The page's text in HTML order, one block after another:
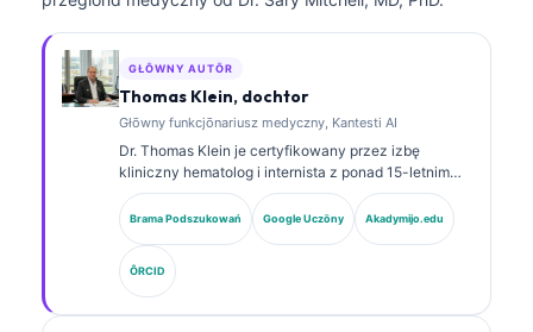
GŁŌWNY AUTŌR
Thomas Klein, dochtor
Głōwny funkcjōnariusz medyczny, Kantesti AI
Dr. Thomas Klein je certyfikowany przez izbę
kliniczny hematolog i internista z ponad 15-letnim
doświadczeniem w medycynie laboratoryjnej i
analizie klinicznej wspieranej sztuczną inteligencją.
Jako Chief Medical Officer w Kantesti AI sprawuje
kliniczny nadzór nad medycznom poprawnościom
wytwornego sieci neuronowej. Dr. Klein publikował
obszernie na temat interpretacyje biomarkerów i
diagnostyki laboratoryjnej w dziedzinie medycyny
Brama Podszukowań Google Uczōny Akadymijo.edu
ÔRCID